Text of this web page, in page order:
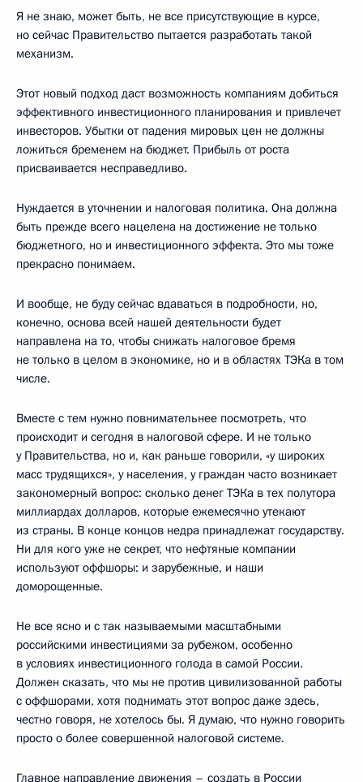
Я не знаю, может быть, не все присутствующие в курсе,
но сейчас Правительство пытается разработать такой
механизм.
Этот новый подход даст возможность компаниям добиться
эффективного инвестиционного планирования и привлечет
инвесторов. Убытки от падения мировых цен не должны
ложиться бременем на бюджет. Прибыль от роста
присваивается несправедливо.
Нуждается в уточнении и налоговая политика. Она должна
быть прежде всего нацелена на достижение не только
бюджетного, но и инвестиционного эффекта. Это мы тоже
прекрасно понимаем.
И вообще, не буду сейчас вдаваться в подробности, но,
конечно, основа всей нашей деятельности будет
направлена на то, чтобы снижать налоговое бремя
не только в целом в экономике, но и в областях ТЭКа в том
числе.
Вместе с тем нужно повнимательнее посмотреть, что
происходит и сегодня в налоговой сфере. И не только
у Правительства, но и, как раньше говорили, «у широких
масс трудящихся», у населения, у граждан часто возникает
закономерный вопрос: сколько денег ТЭКа в тех полутора
миллиардах долларов, которые ежемесячно утекают
из страны. В конце концов недра принадлежат государству.
Ни для кого уже не секрет, что нефтяные компании
используют оффшоры: и зарубежные, и наши
доморощенные.
Не все ясно и с так называемыми масштабными
российскими инвестициями за рубежом, особенно
в условиях инвестиционного голода в самой России.
Должен сказать, что мы не против цивилизованной работы
с оффшорами, хотя поднимать этот вопрос даже здесь,
честно говоря, не хотелось бы. Я думаю, что нужно говорить
просто о более совершенной налоговой системе.
Главное направление движения – создать в России